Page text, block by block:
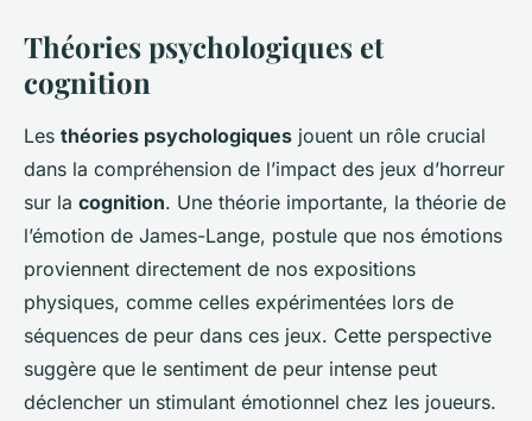
Théories psychologiques et
cognition
Les théories psychologiques jouent un rôle crucial
dans la compréhension de l’impact des jeux d’horreur
sur la cognition. Une théorie importante, la théorie de
l’émotion de James-Lange, postule que nos émotions
proviennent directement de nos expositions
physiques, comme celles expérimentées lors de
séquences de peur dans ces jeux. Cette perspective
suggère que le sentiment de peur intense peut
déclencher un stimulant émotionnel chez les joueurs.